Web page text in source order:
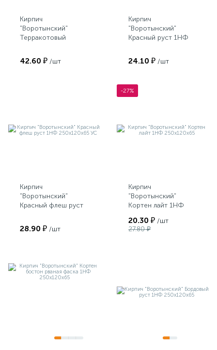
Кирпич
"Воротынский"
Терракотовый
250х120х65
42.60 ₽ /шт
Кирпич
"Воротынский"
Красный руст 1НФ
24.10 ₽ /шт
Кирпич
"Воротынский"
Красный флеш руст
28.90 ₽ /шт
-27%
Кирпич
"Воротынский"
Кортен лайт 1НФ
20.30 ₽ /шт
27.80 ₽